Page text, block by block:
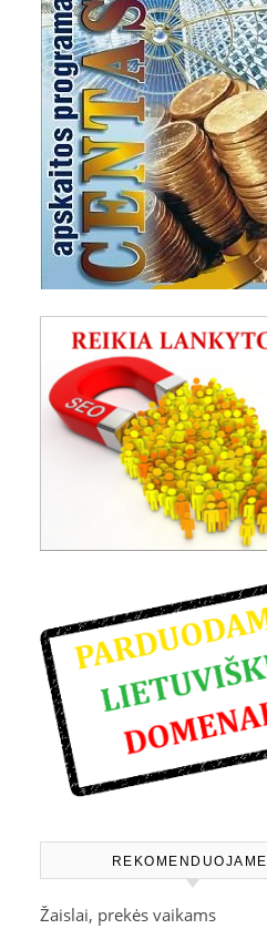
REKOMENDUOJAME
Žaislai, prekės vaikams